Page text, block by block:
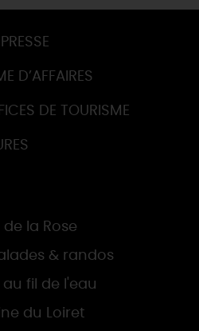
D’AFFAIRES
DE TOURISME
de la Rose
& randos
au fil de l'eau
du Loiret